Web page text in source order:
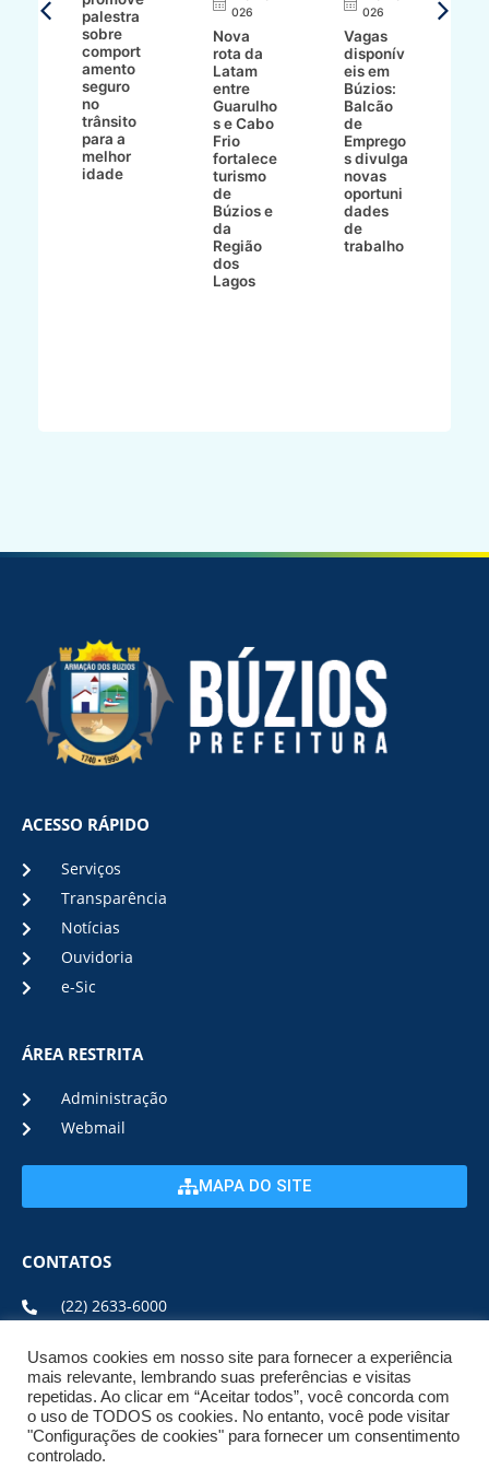
palestra
sobre
comport
amento
seguro
no
trânsito
para a
melhor
idade
026
Nova
rota da
Latam
entre
Guarulho
s e Cabo
Frio
fortalece
turismo
de
Búzios e
da
Região
dos
Lagos
026
Vagas
disponív
eis em
Búzios:
Balcão
de
Emprego
s divulga
novas
oportuni
dades
de
trabalho
ACESSO RÁPIDO
Serviços
Transparência
Notícias
Ouvidoria
e-Sic
ÁREA RESTRITA
Administração
Webmail
MAPA DO SITE
CONTATOS
(22) 2633-6000
ENDEREÇO E HORÁRIO
ESTRADA DA USINA, Nº 600 CENTRO, CEP: 28950-000
DE SEGUNDA A SEXTA DE 08:00 ÀS 17:00
Usamos cookies em nosso site para fornecer a experiência
mais relevante, lembrando suas preferências e visitas
repetidas. Ao clicar em “Aceitar todos”, você concorda com
o uso de TODOS os cookies. No entanto, você pode visitar
"Configurações de cookies" para fornecer um consentimento
controlado.